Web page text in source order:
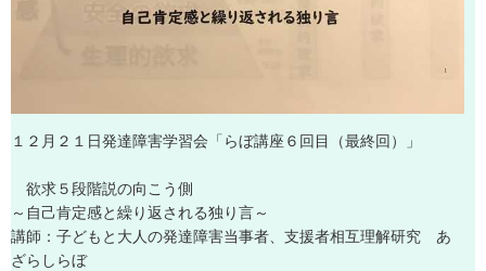
１ ２ 月 ２ １ 日発達障害学習会 「 らぼ講座 ６ 回 目 （最終回 ） 」
欲求５段階説の向こ う側
～ 自己肯定感と繰り返される独 り言～
講師 ： 子ども と 大人の発達障害当事者、 支援者相互理解研究
あ
ざら し らぼ